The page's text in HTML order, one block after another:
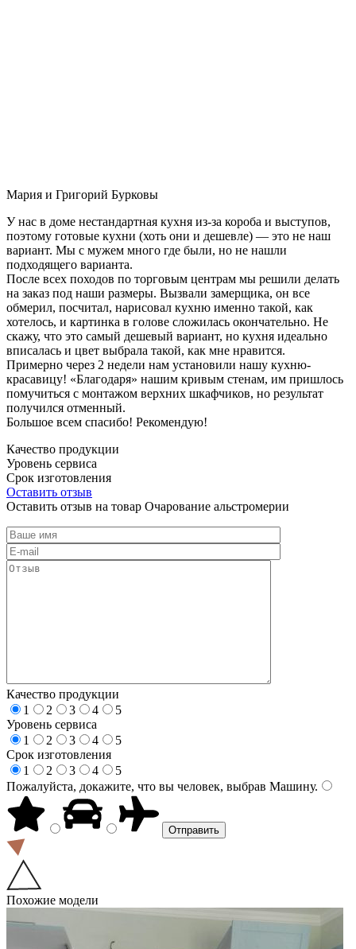
Мария и Григорий Бурковы
У нас в доме нестандартная кухня из-за короба и выступов,
поэтому готовые кухни (хоть они и дешевле) — это не наш
вариант. Мы с мужем много где были, но не нашли
подходящего варианта.
После всех походов по торговым центрам мы решили делать
на заказ под наши размеры. Вызвали замерщика, он все
обмерил, посчитал, нарисовал кухню именно такой, как
хотелось, и картинка в голове сложилась окончательно. Не
скажу, что это самый дешевый вариант, но кухня идеально
вписалась и цвет выбрала такой, как мне нравится.
Примерно через 2 недели нам установили нашу кухню-
красавицу! «Благодаря» нашим кривым стенам, им пришлось
помучиться с монтажом верхних шкафчиков, но результат
получился отменный.
Большое всем спасибо! Рекомендую!
Качество продукции
Уровень сервиса
Срок изготовления
Оставить отзыв
Оставить отзыв на товар Очарование альстромерии
Качество продукции
1
2 3 4
5
Уровень сервиса
1
2 3 4
5
Срок изготовления
1
2 3 4
5
Пожалуйста, докажите, что вы человек, выбрав Машину.
Похожие модели